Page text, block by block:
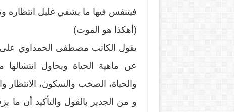
فيتنفس فيها ما يشفي غليل انتظاره
(أهكذا هو الموت)
يقول الكاتب مصطفى الحمداوي
عن ماهية الحياة ويحاول
والحياة، الصخب والسكون، الانتظار
و من الجدير بالقول والتأكيد أن ما